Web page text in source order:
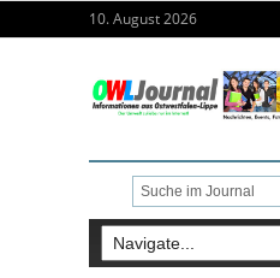
10. August 2026